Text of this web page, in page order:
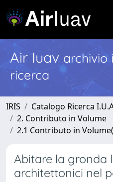
Air Iuav archivio
ricerca
IRIS
Catalogo Ricerca
2. Contributo in Volume
2.1 Contributo in
Abitare la gronda
architettonici nel